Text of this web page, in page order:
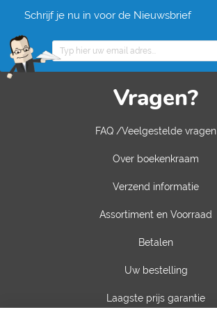
Schrijf je nu in voor de Nieuwsbrief
Vragen?
FAQ /Veelgestelde vragen
Over boekenkraam
Verzend informatie
Assortiment en Voorraad
Betalen
Uw bestelling
Laagste prijs garantie